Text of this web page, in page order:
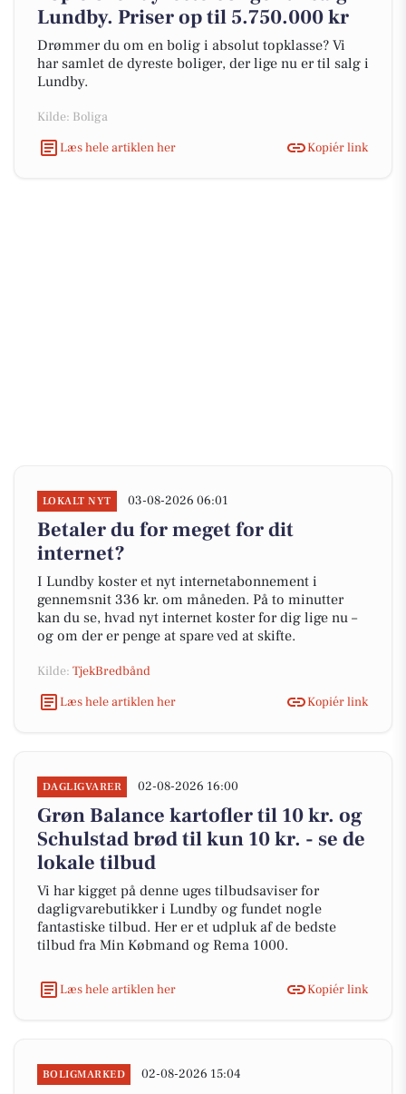
Lundby. Priser op til 5.750.000 kr
Drømmer du om en bolig i absolut topklasse? Vi
har samlet de dyreste boliger, der lige nu er til salg i
Lundby.
Kilde: Boliga
Læs hele artiklen her
Kopiér link
LOKALT NYT 03-08-2026 06:01
Betaler du for meget for dit
internet?
I Lundby koster et nyt internetabonnement i
gennemsnit 336 kr. om måneden. På to minutter
kan du se, hvad nyt internet koster for dig lige nu –
og om der er penge at spare ved at skifte.
Kilde: TjekBredbånd
Læs hele artiklen her
Kopiér link
DAGLIGVARER 02-08-2026 16:00
Grøn Balance kartofler til 10 kr. og
Schulstad brød til kun 10 kr. - se de
lokale tilbud
Vi har kigget på denne uges tilbudsaviser for
dagligvarebutikker i Lundby og fundet nogle
fantastiske tilbud. Her er et udpluk af de bedste
tilbud fra Min Købmand og Rema 1000.
Læs hele artiklen her Kopiér link
BOLIGMARKED 02-08-2026 15:04